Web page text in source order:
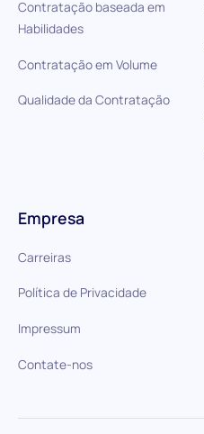
Contratação baseada em
Habilidades
Contratação em Volume
Qualidade da Contratação
Empresa
Carreiras
Política de Privacidade
Impressum
Contate-nos